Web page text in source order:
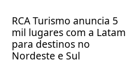
RCA Turismo anuncia 5
mil lugares com a Latam
para destinos no
Nordeste e Sul